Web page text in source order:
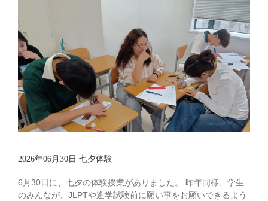
2026年06月30日 七夕体験
6月30日に、七夕の体験授業がありました。 昨年同様、学生
のみんなが、JLPTや進学試験前に願い事をお願いできるよう